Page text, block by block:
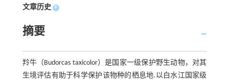
文章历史 +
摘要
羚牛（Budorcas taxicolor）是国家一级保护野生动物，对其
生境评估有助于科学保护该物种的栖息地.以白水江国家级